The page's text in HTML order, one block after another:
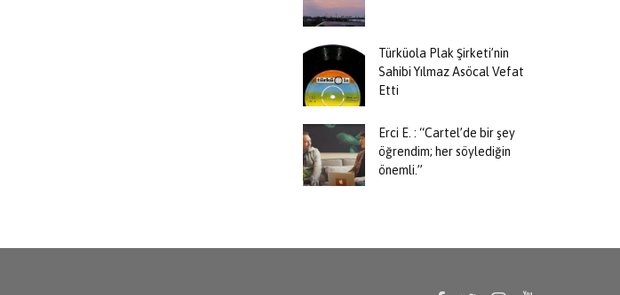
Türküola Plak Şirketi’nin
Sahibi Yılmaz Asöcal Vefat
Etti
Erci E. : “Cartel’de bir şey
öğrendim; her söylediğin
önemli.”